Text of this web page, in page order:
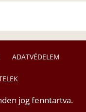
ADATVÉDELEM
jog fenntartva.